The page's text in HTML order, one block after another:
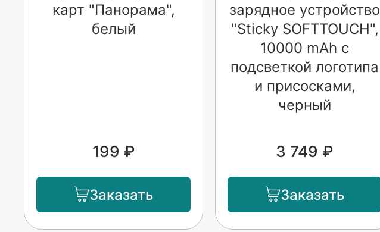
карт "Панорама",
белый
199 ₽
Заказать
зарядное устройство
"Sticky SOFTTOUCH",
10000 mAh с
подсветкой логотипа
и присосками,
черный
3 749 ₽
Заказать